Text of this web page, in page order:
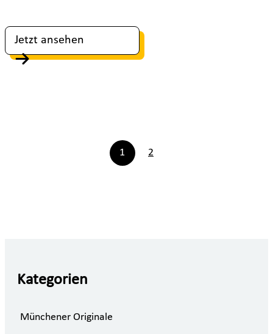
Jetzt ansehen
1 2
Kategorien
Münchener Originale